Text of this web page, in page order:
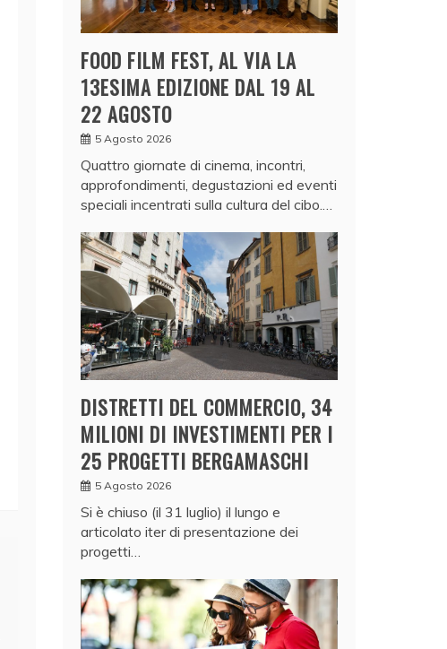
FOOD FILM FEST, AL VIA LA
13ESIMA EDIZIONE DAL 19 AL
22 AGOSTO
5 Agosto 2026
Quattro giornate di cinema, incontri,
approfondimenti, degustazioni ed eventi
speciali incentrati sulla cultura del cibo.…
DISTRETTI DEL COMMERCIO, 34
MILIONI DI INVESTIMENTI PER I
25 PROGETTI BERGAMASCHI
5 Agosto 2026
Si è chiuso (il 31 luglio) il lungo e
articolato iter di presentazione dei
progetti…